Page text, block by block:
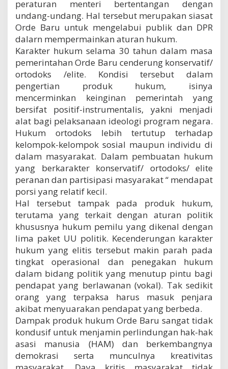
peraturan menteri bertentangan dengan
undang-undang. Hal tersebut merupakan siasat
Orde Baru untuk mengelabui publik dan DPR
dalarn mempermainkan aturan hukum.
Karakter hukum selama 30 tahun dalam masa
pemerintahan Orde Baru cenderung konservatif/
ortodoks /elite. Kondisi tersebut dalam
pengertian produk hukum, isinya
mencerminkan keinginan pemerintah yang
bersifat positif-instrumentalis, yakni menjadi
alat bagi pelaksanaan ideologi program negara.
Hukum ortodoks lebih tertutup terhadap
kelompok-kelompok sosial maupun individu di
dalam masyarakat. Dalam pembuatan hukum
yang berkarakter konservatif/ ortodoks/ elite
peranan dan partisipasi masyarakat “ mendapat
porsi yang relatif kecil.
Hal tersebut tampak pada produk hukum,
terutama yang terkait dengan aturan politik
khususnya hukum pemilu yang dikenal dengan
lima paket UU politik. Kecenderungan karakter
hukum yang elitis tersebut makin parah pada
tingkat operasional dan penegakan hukum
dalam bidang politik yang menutup pintu bagi
pendapat yang berlawanan (vokal). Tak sedikit
orang yang terpaksa harus masuk penjara
akibat menyuarakan pendapat yang berbeda.
Dampak produk hukum Orde Baru sangat tidak
kondusif untuk menjamin perlindungan hak-hak
asasi manusia (HAM) dan berkembangnya
demokrasi serta munculnya kreativitas